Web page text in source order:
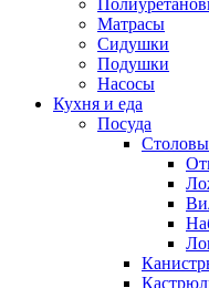
Матрасы
Сидушки
Подушки
Насосы
Кухня и еда
Посуда